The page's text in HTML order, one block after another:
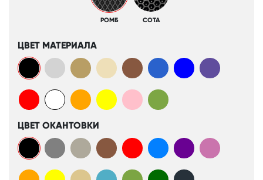
РОМБ СОТА
ЦВЕТ МАТЕРИАЛА
ЦВЕТ ОКАНТОВКИ